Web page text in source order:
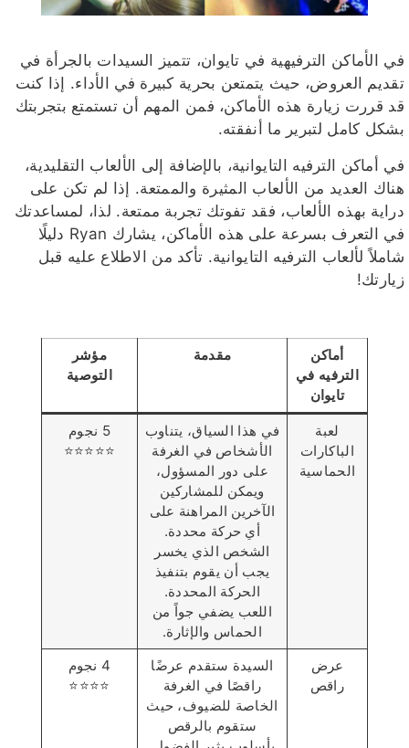
في الأماكن الترفيهية في تايوان، تتميز السيدات بالجرأة في
تقديم العروض، حيث يتمتعن بحرية كبيرة في الأداء. إذا كنت
قد قررت زيارة هذه الأماكن، فمن المهم أن تستمتع بتجربتك
بشكل كامل لتبرير ما أنفقته.
في أماكن الترفيه التايوانية، بالإضافة إلى الألعاب التقليدية،
هناك العديد من الألعاب المثيرة والممتعة. إذا لم تكن على
دراية بهذه الألعاب، فقد تفوتك تجربة ممتعة. لذا، لمساعدتك
في التعرف بسرعة على هذه الأماكن، يشارك Ryan دليلًا
شاملاً لألعاب الترفيه التايوانية. تأكد من الاطلاع عليه قبل
زيارتك!
أماكن
الترفيه في
تايوان
مقدمة
مؤشر
التوصية
لعبة
الباكارات
الحماسية
في هذا السياق، يتناوب
الأشخاص في الغرفة
على دور المسؤول،
ويمكن للمشاركين
الآخرين المراهنة على
أي حركة محددة.
الشخص الذي يخسر
يجب أن يقوم بتنفيذ
الحركة المحددة.
اللعب يضفي جواً من
الحماس والإثارة.
5 نجوم
⭐️⭐️⭐️⭐️⭐️
عرض
راقص
السيدة ستقدم عرضًا
راقصًا في الغرفة
الخاصة للضيوف، حيث
ستقوم بالرقص
4 نجوم
⭐️⭐️⭐️⭐️